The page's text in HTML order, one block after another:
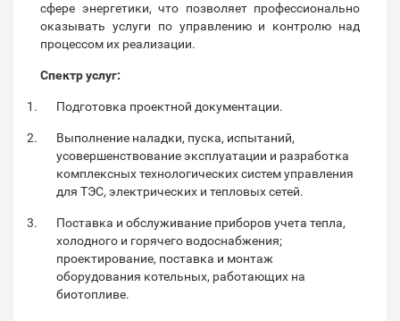
сфере энергетики, что позволяет профессионально
оказывать услуги по управлению и контролю над
процессом их реализации.
Спектр услуг:
Подготовка проектной документации.
Выполнение наладки, пуска, испытаний,
усовершенствование эксплуатации и разработка
комплексных технологических систем управления
для ТЭС, электрических и тепловых сетей.
Поставка и обслуживание приборов учета тепла,
холодного и горячего водоснабжения;
проектирование, поставка и монтаж
оборудования котельных, работающих на
биотопливе.